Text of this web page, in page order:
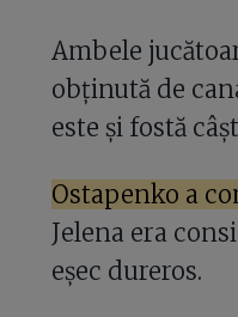
Ambele
obținută de
este și fostă
Ostapenko a
Jelena era
eșec dureros.